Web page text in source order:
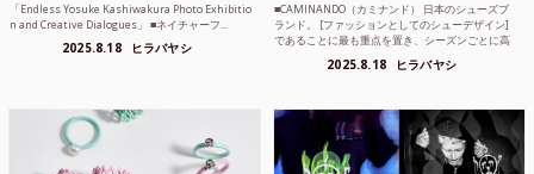
「Endless Yosuke Kashiwakura Photo Exhibitio
n and Creative Dialogues」 ■ネイチャーフ...
2025.8.18 ヒラバヤシ
■CAMINANDO（カミナンド） 日本のシューズブ
ランド。 [ファッションとしてのシューデザイン]
であることに最も重点を置き、シーズンごとに高
2025.8.18 ヒラバヤシ